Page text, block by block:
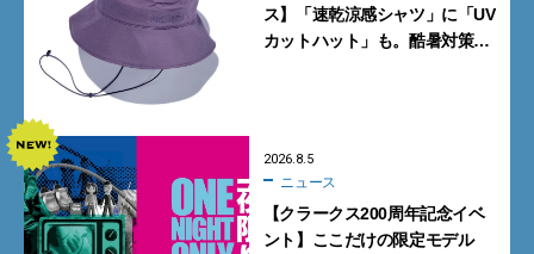
ス】「速乾涼感シャツ」に「UV
カットハット」も。酷暑対策に
2026.8.5
ニュース
【クラークス200周年記念イベ
ント】ここだけの限定モデル